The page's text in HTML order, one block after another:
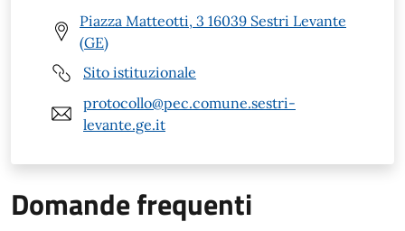
Piazza Matteotti, 3 16039 Sestri Levante
(GE)
Sito istituzionale
protocollo@pec.comune.sestri-
levante.ge.it
Domande frequenti